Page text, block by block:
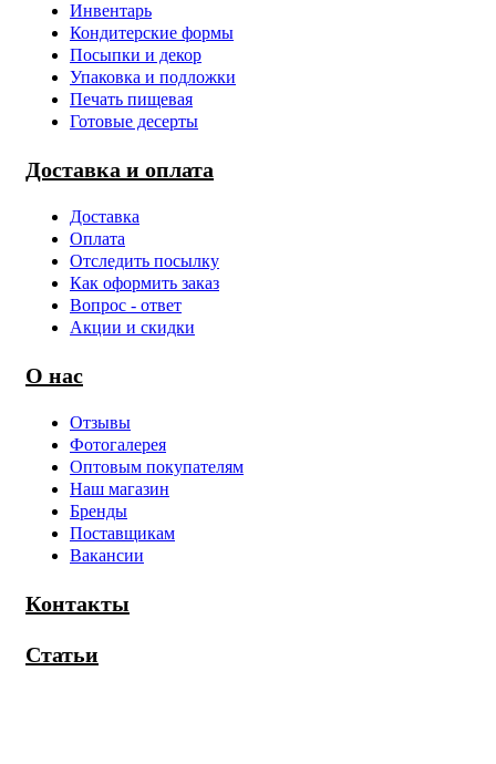
Инвентарь
Кондитерские формы
Посыпки и декор
Упаковка и подложки
Печать пищевая
Готовые десерты
Доставка и оплата
Доставка
Оплата
Отследить посылку
Как оформить заказ
Вопрос - ответ
Акции и скидки
О нас
Отзывы
Фотогалерея
Оптовым покупателям
Наш магазин
Бренды
Поставщикам
Вакансии
Контакты
Статьи